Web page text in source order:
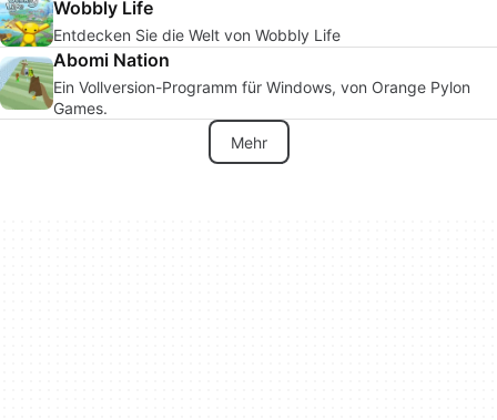
Wobbly Life
Entdecken Sie die Welt von Wobbly Life
Abomi Nation
Ein Vollversion-Programm für Windows, von Orange Pylon
Games.
Mehr